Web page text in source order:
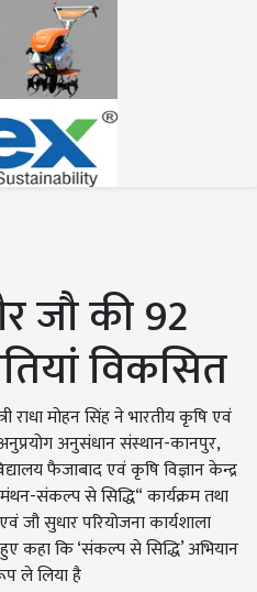
जौ की 92
विकसित
राधा मोहन सिंह ने भारतीय कृषि एवं
अनुसंधान संस्थान-कानपुर,
फैजाबाद एवं कृषि विज्ञान केन्द्र
मंथन-संकल्प से सिद्धि“ कार्यक्रम तथा
जौ सुधार परियोजना कार्यशाला
कहा कि ‘संकल्प से सिद्धि’ अभियान
ले लिया है